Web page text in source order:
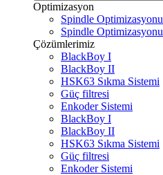
Optimizasyon
Spindle Optimizasyonu
Spindle Optimizasyonu
Çözümlerimiz
BlackBoy I
BlackBoy II
HSK63 Sıkma Sistemi
Güç filtresi
Enkoder Sistemi
BlackBoy I
BlackBoy II
HSK63 Sıkma Sistemi
Güç filtresi
Enkoder Sistemi